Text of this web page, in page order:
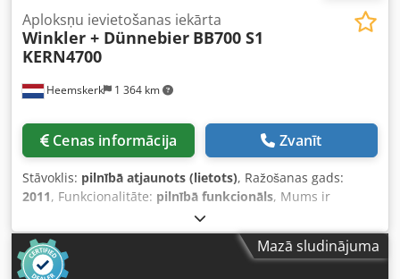
Heemskerk 1 364 km
Aploksņu ievietošanas iekārta
Winkler + Dünnebier BB700 S1
KERN4700
Cenas informācija Zvanīt
Stāvoklis: pilnībā atjaunots (lietots), Ražošanas gads:
2011, Funkcionalitāte: pilnībā funkcionāls, Mums ir
pieejama W+D (Buhrs ITM) BB700 16K S1 servo aplokšņu
pildīšanas sistēma, ražota 2011. gadā! Šī iekārta ir ļoti labā
stāvoklī, jo tai vienmēr ir veikta nepieciešamā apkope, un
tā ir apstrādājusi tikai 21 miljonu ciklu. Iekārta ir pilnībā
Mazā sludinājuma